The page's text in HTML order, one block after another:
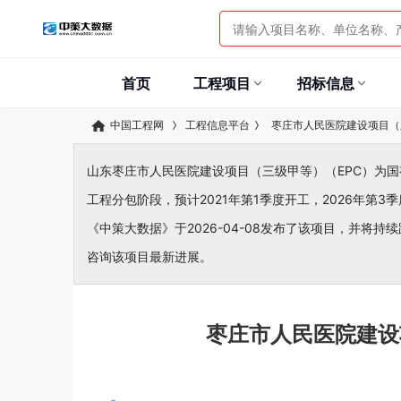
首页 工程项目 招标信息
中国工程网 工程信息平台 枣庄市人民医院建设项目
山东枣庄市人民医院建设项目（三级甲等）（EPC）
工程分包阶段，预计2021年第1季度开工，2026年第3
《中策大数据》于2026-04-08发布了该项目，并将持
咨询该项目最新进展。
枣庄市人民医院建